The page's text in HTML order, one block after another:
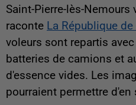
Saint-Pierre-lès-
raconte La République
voleurs sont repartis
batteries de camions et
d'essence vides. Les
pourraient permettre d'en